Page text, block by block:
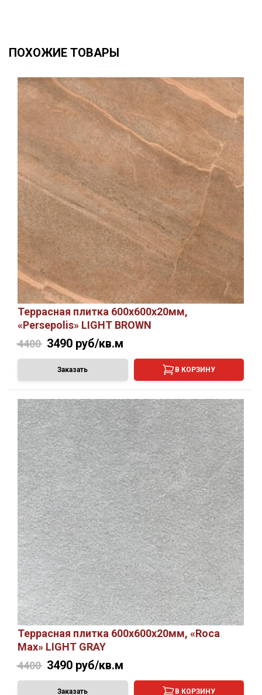
ПОХОЖИЕ ТОВАРЫ
Террасная плитка 600х600х20мм,
«Persepolis» LIGHT BROWN
4400 3490 руб/кв.м
Заказать В КОРЗИНУ
Террасная плитка 600х600х20мм, «Roca
Max» LIGHT GRAY
4400 3490 руб/кв.м
Заказать В КОРЗИНУ